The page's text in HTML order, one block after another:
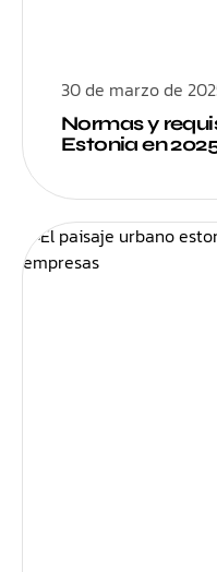
30 de marzo de
Normas y
Estonia en